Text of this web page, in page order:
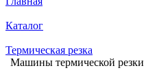
Каталог
Термическая резка
Машины термической резки